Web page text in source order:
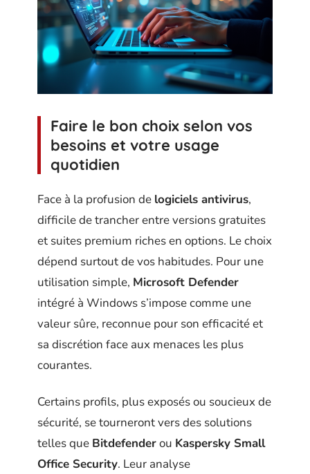
Faire le bon choix selon vos
besoins et votre usage
quotidien
Face à la profusion de logiciels antivirus,
difficile de trancher entre versions gratuites
et suites premium riches en options. Le choix
dépend surtout de vos habitudes. Pour une
utilisation simple, Microsoft Defender
intégré à Windows s’impose comme une
valeur sûre, reconnue pour son efficacité et
sa discrétion face aux menaces les plus
courantes.
Certains profils, plus exposés ou soucieux de
sécurité, se tourneront vers des solutions
telles que Bitdefenderou Kaspersky Small
Office Security. Leur analyse